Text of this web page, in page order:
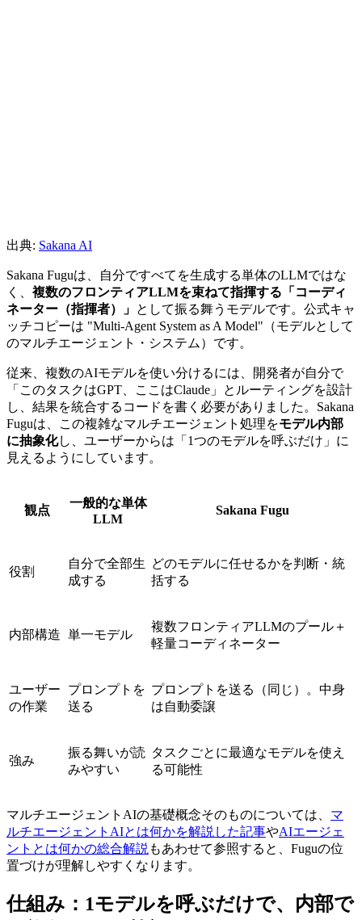
出典: Sakana AI
Sakana Fuguは、自分ですべてを生成する単体のLLMではな
く、 複数のフロンティアLLMを束ねて指揮する「コーディ
ネーター（指揮者）」 として振る舞うモデルです。公式キャ
ッチコピーは "Multi-Agent System as A Model"（モデルとして
のマルチエージェント・システム）です。
従来、複数のAIモデルを使い分けるには、開発者が自分で
「このタスクはGPT、ここはClaude」とルーティングを設計
し、結果を統合するコードを書く必要がありました。Sakana
Fuguは、この複雑なマルチエージェント処理をモデル内部
に抽象化し、ユーザーからは「1つのモデルを呼ぶだけ」に
見えるようにしています。
観点
一般的な単体
LLM
Sakana Fugu
役割
自分で全部生
成する
どのモデルに任せるかを判断・統
括する
内部構造 単一モデル
複数フロンティアLLMのプール＋
軽量コーディネーター
ユーザー
の作業
プロンプトを
送る
プロンプトを送る（同じ）。中身
は自動委譲
強み
振る舞いが読
みやすい
タスクごとに最適なモデルを使え
る可能性
マルチエージェントAIの基礎概念そのものについては、 マ
ルチエージェントAIとは何かを解説した記事やAIエージェ
ントとは何かの総合解説もあわせて参照すると、Fuguの位
置づけが理解しやすくなります。
仕組み：1モデルを呼ぶだけで、内部で